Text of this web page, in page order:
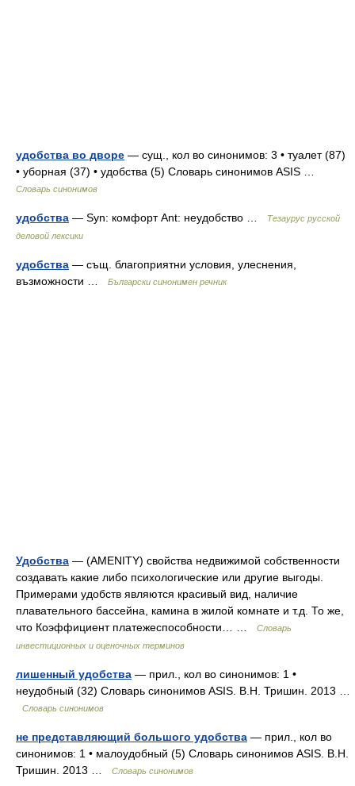
удобства во дворе — сущ., кол во синонимов: 3 • туалет (87)
• уборная (37) • удобства (5) Словарь синонимов ASIS …
Словарь синонимов
удобства — Syn: комфорт Ant: неудобство …
Тезаурус русской
деловой лексики
удобства — същ. благоприятни условия, улеснения,
възможности …
Български синонимен речник
Удобства — (AMENITY) свойства недвижимой собственности
создавать какие либо психологические или другие выгоды.
Примерами удобств являются красивый вид, наличие
плавательного бассейна, камина в жилой комнате и т.д. То же,
что Коэффициент платежеспособности… …
Словарь
инвестиционных и оценочных терминов
лишенный удобства — прил., кол во синонимов: 1 •
неудобный (32) Словарь синонимов ASIS. В.Н. Тришин. 2013 …
Словарь синонимов
не представляющий большого удобства — прил., кол во
синонимов: 1 • малоудобный (5) Словарь синонимов ASIS. В.Н.
Тришин. 2013 …
Словарь синонимов